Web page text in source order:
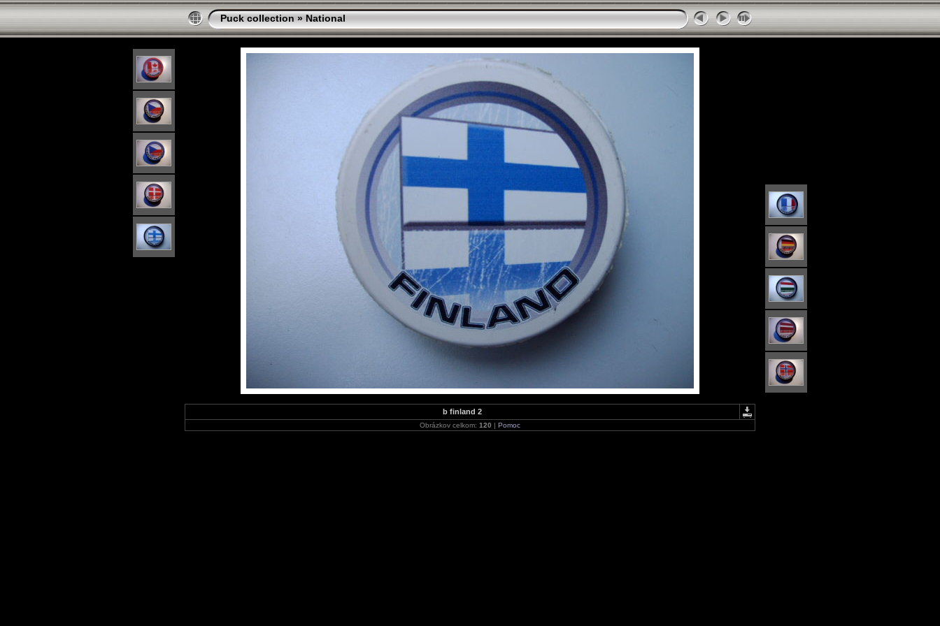
Puck collection » National
b finland 2
Obrázkov celkom: 120 | Pomoc